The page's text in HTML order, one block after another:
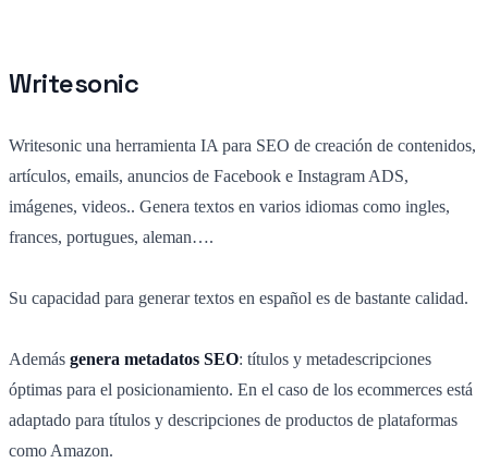
Writesonic
Writesonic una herramienta IA para SEO de creación de contenidos,
artículos, emails, anuncios de Facebook e Instagram ADS,
imágenes, videos.. Genera textos en varios idiomas como ingles,
frances, portugues, aleman….
Su capacidad para generar textos en español es de bastante calidad.
Además genera metadatos SEO: títulos y metadescripciones
óptimas para el posicionamiento. En el caso de los ecommerces está
adaptado para títulos y descripciones de productos de plataformas
como Amazon.